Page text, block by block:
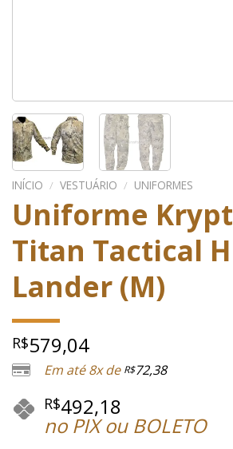
INÍCIO / VESTUÁRIO / UNIFORMES
Uniforme
Titan Tactical
Lander (M)
R$579,04
Em até 8x de R$72,38
R$492,18
no PIX ou BOLETO